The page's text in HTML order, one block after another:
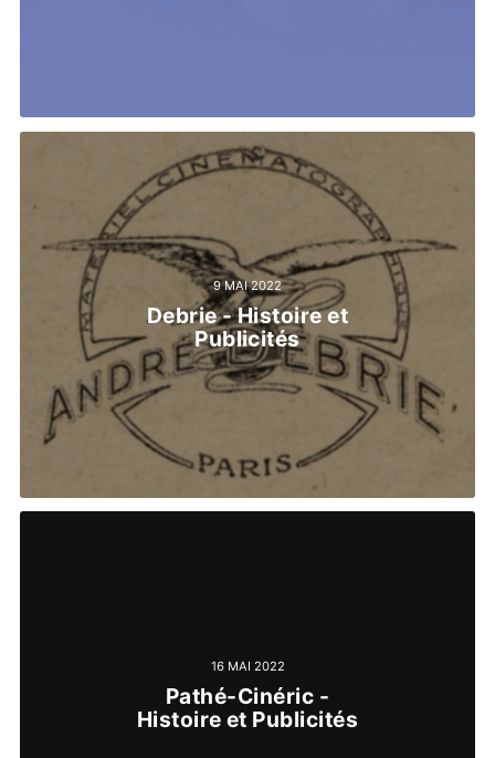
9 MAI 2022
Debrie - Histoire et
Publicités
16 MAI 2022
Pathé-Cinéric -
Histoire et Publicités